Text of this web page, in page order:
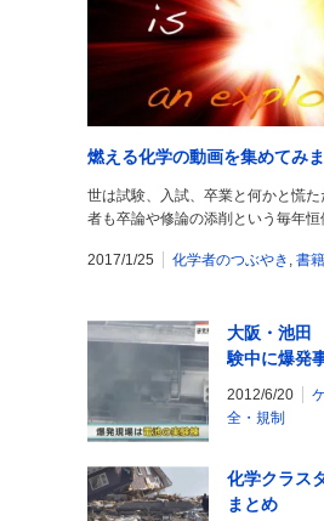
燃える化学の動画を集めてみ
世は試験、入試、卒業と何かと慌
者も卒論や修論の添削という毎年
2017/1/25 化学者のつぶやき , 書
大阪・池田
験中に爆発
2012/6/20
全・規制
化学クラス
まとめ